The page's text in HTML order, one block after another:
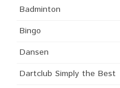
Badminton
Bingo
Dansen
Dartclub Simply the Best